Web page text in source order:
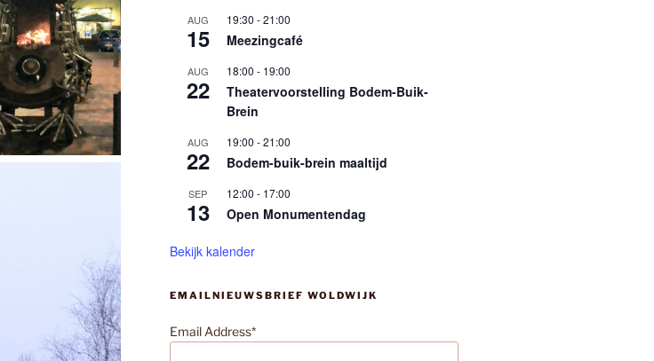
AUG
15
19:30 -21:00
Meezingcafé
AUG
22
18:00 - 19:00
Theatervoorstelling Bodem-Buik-
Brein
AUG
22
19:00 -21:00
Bodem-buik-brein maaltijd
SEP
13
12:00 - 17:00
Open Monumentendag
Bekijk kalender
EMAILNIEUWSBRIEF WOLDWIJK
Email Address*